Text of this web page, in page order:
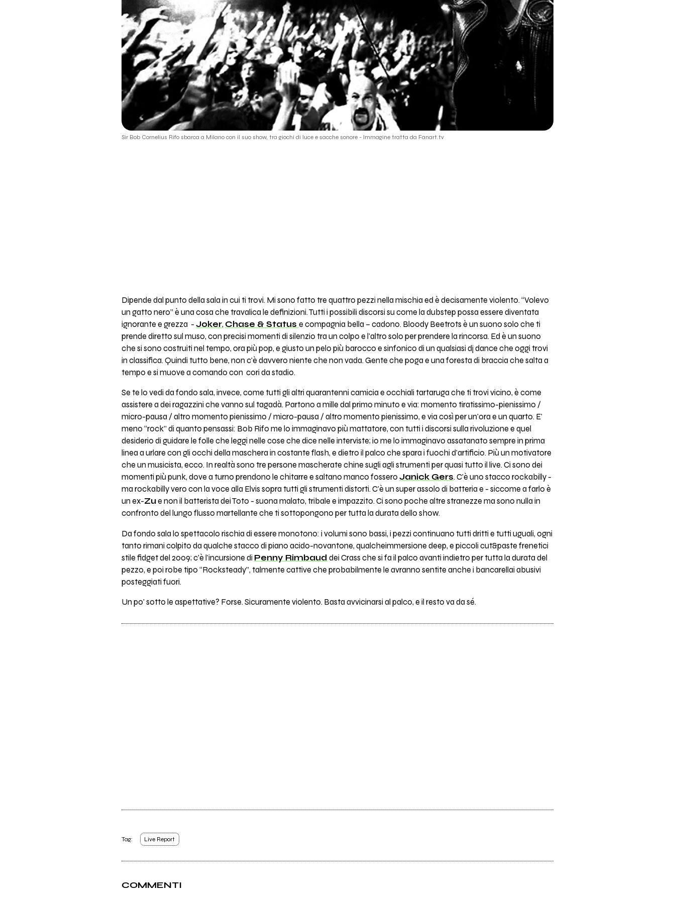
Sir Bob Cornelius Rifo sbarca a Milano con il suo show, tra giochi di luce e sacche sonore - Immagine tratta da Fanart.tv
Dipende dal punto della sala in cui ti trovi. Mi sono fatto tre quattro pezzi nella mischia ed è decisamente violento. “Volevo
un gatto nero” è una cosa che travalica le definizioni. Tutti i possibili discorsi su come la dubstep possa essere diventata
ignorante e grezza - Joker, Chase & Status e compagnia bella – cadono. Bloody Beetrots è un suono solo che ti
prende diretto sul muso, con precisi momenti di silenzio tra un colpo e l'altro solo per prendere la rincorsa. Ed è un suono
che si sono costruiti nel tempo, ora più pop, e giusto un pelo più barocco e sinfonico di un qualsiasi dj dance che oggi trovi
in classifica. Quindi tutto bene, non c'è davvero niente che non vada. Gente che poga e una foresta di braccia che salta a
tempo e si muove a comando con cori da stadio.
Se te lo vedi da fondo sala, invece, come tutti gli altri quarantenni camicia e occhiali tartaruga che ti trovi vicino, è come
assistere a dei ragazzini che vanno sul tagadà. Partono a mille dal primo minuto e via: momento tiratissimo-pienissimo /
micro-pausa / altro momento pienissimo / micro-pausa / altro momento pienissimo, e via così per un'ora e un quarto. E'
meno “rock” di quanto pensassi: Bob Rifo me lo immaginavo più mattatore, con tutti i discorsi sulla rivoluzione e quel
desiderio di guidare le folle che leggi nelle cose che dice nelle interviste; io me lo immaginavo assatanato sempre in prima
linea a urlare con gli occhi della maschera in costante flash, e dietro il palco che spara i fuochi d'artificio. Più un motivatore
che un musicista, ecco. In realtà sono tre persone mascherate chine sugli agli strumenti per quasi tutto il live. Ci sono dei
momenti più punk, dove a turno prendono le chitarre e saltano manco fossero Janick Gers. C'è uno stacco rockabilly -
ma rockabilly vero con la voce alla Elvis sopra tutti gli strumenti distorti. C'è un super assolo di batteria e - siccome a farlo è
un ex-Zue non il batterista dei Toto - suona malato, tribale e impazzito. Ci sono poche altre stranezze ma sono nulla in
confronto del lungo flusso martellante che ti sottopongono per tutta la durata dello show.
Da fondo sala lo spettacolo rischia di essere monotono: i volumi sono bassi, i pezzi continuano tutti dritti e tutti uguali, ogni
tanto rimani colpito da qualche stacco di piano acido-novantone, qualcheimmersione deep, e piccoli cut&paste frenetici
stile fidget del 2009; c'è l'incursione di Penny Rimbaud dei Crass che si fa il palco avanti indietro per tutta la durata del
pezzo, e poi robe tipo “Rocksteady”, talmente cattive che probabilmente le avranno sentite anche i bancarellai abusivi
posteggiati fuori.
Un po' sotto le aspettative? Forse. Sicuramente violento. Basta avvicinarsi al palco, e il resto va da sé.
Tag: Live Report
COMMENTI